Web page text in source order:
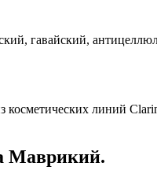
гавайский,
косметических линий
Маврикий.